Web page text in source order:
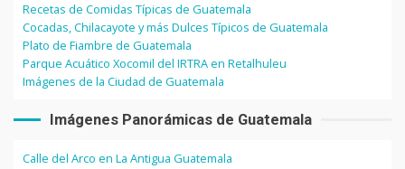
Recetas de Comidas Típicas de Guatemala
Cocadas, Chilacayote y más Dulces Típicos de Guatemala
Plato de Fiambre de Guatemala
Parque Acuático Xocomil del IRTRA en Retalhuleu
Imágenes de la Ciudad de Guatemala
Imágenes Panorámicas de Guatemala
Calle del Arco en La Antigua Guatemala